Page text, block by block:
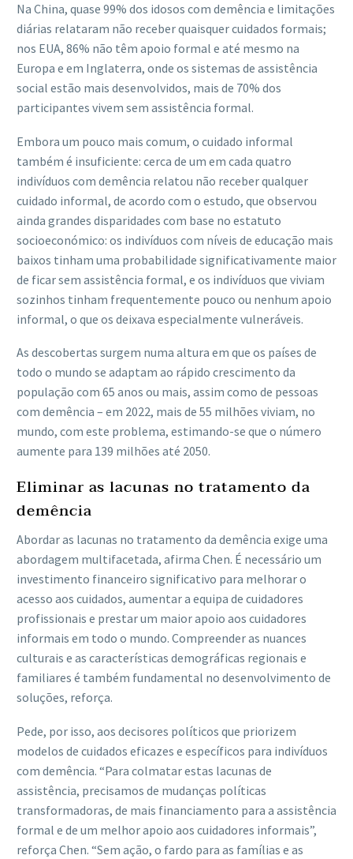
Na China, quase 99% dos idosos com demência e limitações
diárias relataram não receber quaisquer cuidados formais;
nos EUA, 86% não têm apoio formal e até mesmo na
Europa e em Inglaterra, onde os sistemas de assistência
social estão mais desenvolvidos, mais de 70% dos
participantes vivem sem assistência formal.
Embora um pouco mais comum, o cuidado informal
também é insuficiente: cerca de um em cada quatro
indivíduos com demência relatou não receber qualquer
cuidado informal, de acordo com o estudo, que observou
ainda grandes disparidades com base no estatuto
socioeconómico: os indivíduos com níveis de educação mais
baixos tinham uma probabilidade significativamente maior
de ficar sem assistência formal, e os indivíduos que viviam
sozinhos tinham frequentemente pouco ou nenhum apoio
informal, o que os deixava especialmente vulneráveis.
As descobertas surgem numa altura em que os países de
todo o mundo se adaptam ao rápido crescimento da
população com 65 anos ou mais, assim como de pessoas
com demência – em 2022, mais de 55 milhões viviam, no
mundo, com este problema, estimando-se que o número
aumente para 139 milhões até 2050.
Eliminar as lacunas no tratamento da
demência
Abordar as lacunas no tratamento da demência exige uma
abordagem multifacetada, afirma Chen. É necessário um
investimento financeiro significativo para melhorar o
acesso aos cuidados, aumentar a equipa de cuidadores
profissionais e prestar um maior apoio aos cuidadores
informais em todo o mundo. Compreender as nuances
culturais e as características demográficas regionais e
familiares é também fundamental no desenvolvimento de
soluções, reforça.
Pede, por isso, aos decisores políticos que priorizem
modelos de cuidados eficazes e específicos para indivíduos
com demência. “Para colmatar estas lacunas de
assistência, precisamos de mudanças políticas
transformadoras, de mais financiamento para a assistência
formal e de um melhor apoio aos cuidadores informais”,
reforça Chen. “Sem ação, o fardo para as famílias e as